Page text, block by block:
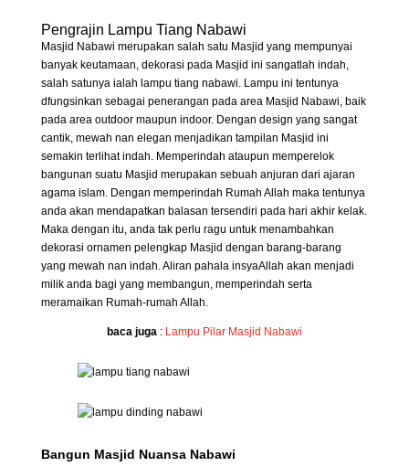
Pengrajin Lampu Tiang Nabawi
Masjid Nabawi merupakan salah satu Masjid yang mempunyai
banyak keutamaan, dekorasi pada Masjid ini sangatlah indah,
salah satunya ialah lampu tiang nabawi. Lampu ini tentunya
dfungsinkan sebagai penerangan pada area Masjid Nabawi, baik
pada area outdoor maupun indoor. Dengan design yang sangat
cantik, mewah nan elegan menjadikan tampilan Masjid ini
semakin terlihat indah. Memperindah ataupun memperelok
bangunan suatu Masjid merupakan sebuah anjuran dari ajaran
agama islam. Dengan memperindah Rumah Allah maka tentunya
anda akan mendapatkan balasan tersendiri pada hari akhir kelak.
Maka dengan itu, anda tak perlu ragu untuk menambahkan
dekorasi ornamen pelengkap Masjid dengan barang-barang
yang mewah nan indah. Aliran pahala insyaAllah akan menjadi
milik anda bagi yang membangun, memperindah serta
meramaikan Rumah-rumah Allah.
baca juga: Lampu Pilar Masjid Nabawi
Bangun Masjid Nuansa Nabawi